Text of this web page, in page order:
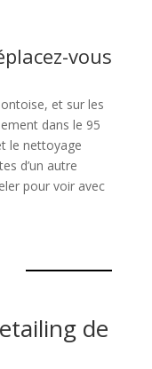
vous
et sur les
dans le 95
le nettoyage
d’un autre
pour voir avec
de